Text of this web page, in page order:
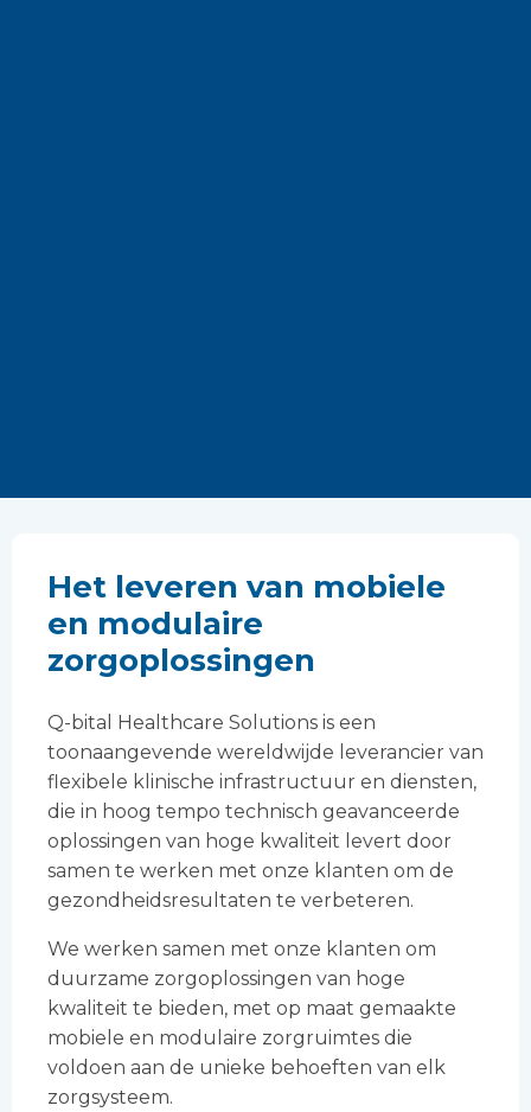
Het leveren van mobiele
en modulaire
zorgoplossingen
Q-bital Healthcare Solutions is een
toonaangevende wereldwijde leverancier van
flexibele klinische infrastructuur en diensten,
die in hoog tempo technisch geavanceerde
oplossingen van hoge kwaliteit levert door
samen te werken met onze klanten om de
gezondheidsresultaten te verbeteren.
We werken samen met onze klanten om
duurzame zorgoplossingen van hoge
kwaliteit te bieden, met op maat gemaakte
mobiele en modulaire zorgruimtes die
voldoen aan de unieke behoeften van elk
zorgsysteem.